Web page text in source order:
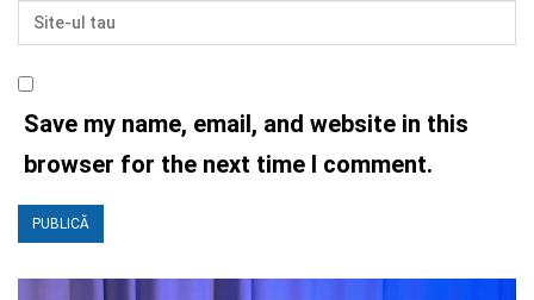
Save my name, email, and website in this
browser for the next time I comment.